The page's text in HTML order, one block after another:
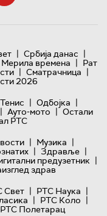
| Србија данас |
Мерила времена | Рат
| Сматрачница |
2026
Тенис | Одбојка |
| Ауто-мото | Остали
РТС
| Музика |
| Здравље |
предузетник |
здрав
Свет | РТС Наука |
| РТС Коло |
РТС Полетарац